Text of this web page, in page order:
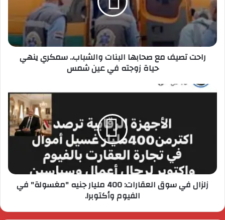
راحت تصيف مع صحابها البنات والشباب.. سمكري ينهي
حياة زوجته في عين شمس
زلزال في سوق العقارات: 400 مليار جنيه "مغسولة" في
الفيوم وأكتوبر!.